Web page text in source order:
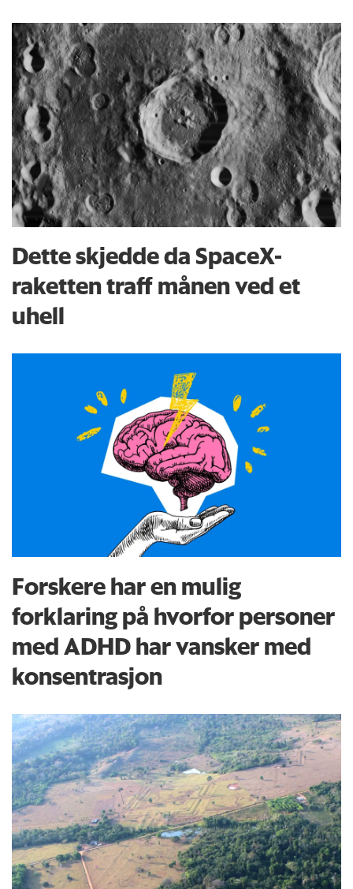
Dette skjedde da SpaceX-
raketten traff månen ved et
uhell
Forskere har en mulig
forklaring på hvorfor personer
med ADHD har vansker med
konsentrasjon